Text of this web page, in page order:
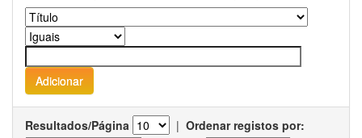
Resultados/Página | Ordenar registos por: